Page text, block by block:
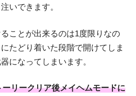
いできます。
ことが出来るのは1度限りなの
たどり着いた段階で開けてしま
になってしまいます。
ーリークリア後メイヘムモードに